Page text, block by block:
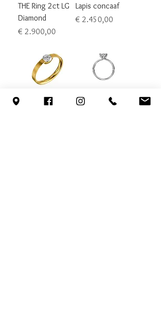
THE Ring 2ct LG
Diamond
Prijs
€ 2.900,00
Lapis concaaf
Prijs
€ 2.450,00
Floating Diamond
Solitair Ring